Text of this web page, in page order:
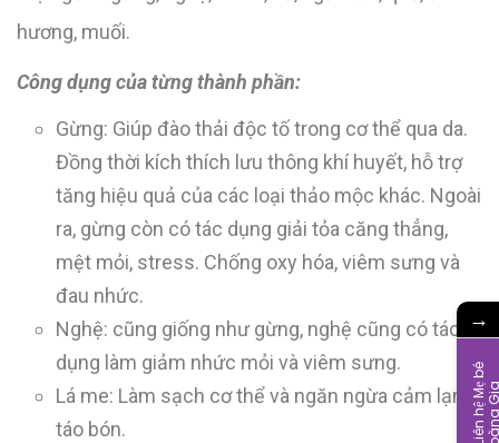
hương, muối.
Công dụng của từng thành phần:
Gừng: Giúp đào thải độc tố trong cơ thể qua da.
Đồng thời kích thích lưu thông khí huyết, hỗ trợ
tăng hiệu quả của các loại thảo mộc khác. Ngoài
ra, gừng còn có tác dụng giải tỏa căng thẳng,
mệt mỏi, stress. Chống oxy hóa, viêm sưng và
đau nhức.
Nghệ: cũng giống như gừng, nghệ cũng có tác
dụng làm giảm nhức mỏi và viêm sưng.
Lá me: Làm sạch cơ thể và ngăn ngừa cảm lạnh,
táo bón.
→
L
i
ê
n
h
ệ
M
b
é
H
o
à
n
g
G
i